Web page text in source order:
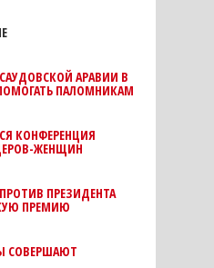
АРАВИИ В
ПАЛОМНИКАМ
КОНФЕРЕНЦИЯ
ЖЕНЩИН
ПРЕЗИДЕНТА
ПРЕМИЮ
СОВЕРШАЮТ